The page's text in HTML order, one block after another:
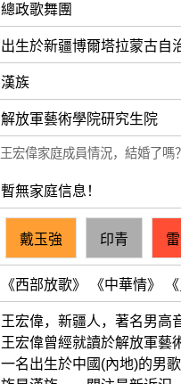
總政歌舞團
出生於新疆博爾塔拉蒙古自
漢族
解放軍藝術學院研究生院
王宏偉家庭成員情況，結婚了嗎
暫無家庭信息！
戴玉強 印青
《西部放歌》 《中華情》 《
王宏偉，新疆人，著名男高
王宏偉曾經就讀於解放軍藝
一名出生於中國(內地)的男